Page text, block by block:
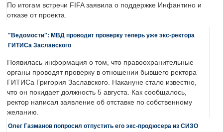
По итогам встречи FIFA заявила о поддержке Инфантино и
отказе от проекта.
"Ведомости": МВД проводит проверку теперь уже экс-ректора
ГИТИСа Заславского
Появилась информация о том, что правоохранительные
органы проводят проверку в отношении бывшего ректора
ГИТИСа Григория Заславского. Накануне стало известно,
что он покидает должность 5 августа. Как сообщалось,
ректор написал заявление об отставке по собственному
желанию.
Олег Газманов попросил отпустить его экс-продюсера из СИЗО